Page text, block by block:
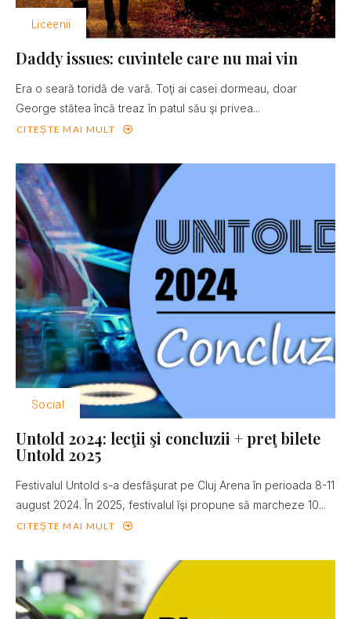
Liceenii
Daddy issues: cuvintele care nu mai vin
Era o seară toridă de vară. Toţi ai casei dormeau, doar
George stătea încă treaz în patul său şi privea...
CITEȘTE MAI MULT
Social
Untold 2024: lecţii şi concluzii + preţ bilete
Untold 2025
Festivalul Untold s-a desfăşurat pe Cluj Arena în perioada 8-11
august 2024. În 2025, festivalul îşi propune să marcheze 10...
CITEȘTE MAI MULT